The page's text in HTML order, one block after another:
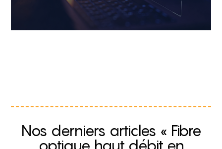
Nos derniers articles « Fibre